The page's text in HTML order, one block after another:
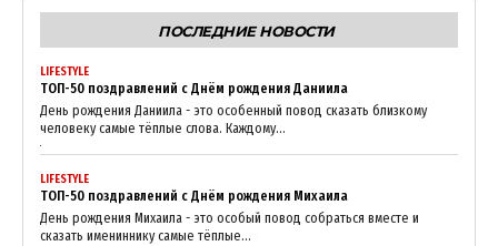
ПОСЛЕДНИЕ НОВОСТИ
LIFESTYLE
ТОП-50 поздравлений с Днём рождения Даниила
День рождения Даниила - это особенный повод сказать близкому
человеку самые тёплые слова. Каждому...
LIFESTYLE
ТОП-50 поздравлений с Днём рождения Михаила
День рождения Михаила - это особый повод собраться вместе и
сказать имениннику самые тёплые...